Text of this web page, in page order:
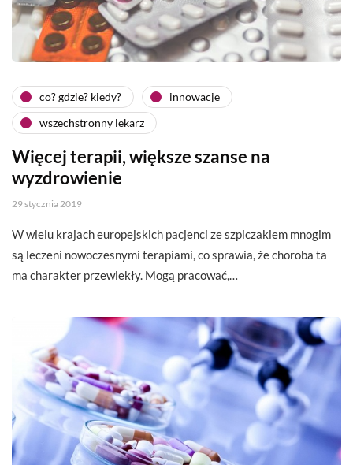
co? gdzie? kiedy?
innowacje
wszechstronny lekarz
Więcej terapii, większe szanse na
wyzdrowienie
29 stycznia 2019
W wielu krajach europejskich pacjenci ze szpiczakiem mnogim
są leczeni nowoczesnymi terapiami, co sprawia, że choroba ta
ma charakter przewlekły. Mogą pracować,…